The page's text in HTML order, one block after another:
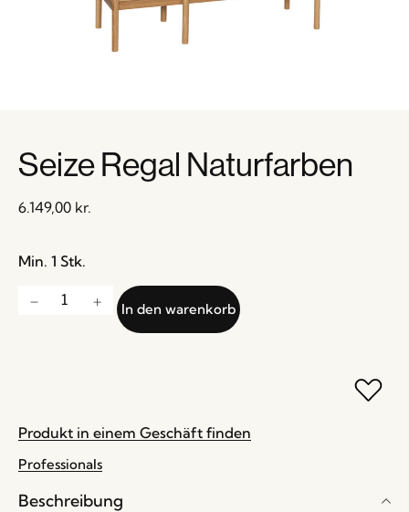
Seize Regal Naturfarben
6.149,00 kr.
Min. 1 Stk.
In den warenkorb
Produkt in einem Geschäft finden
Professionals
Beschreibung